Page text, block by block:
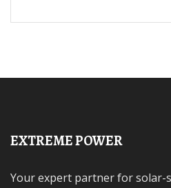
EXTREME POWER
Your expert partner for solar-storage integrated